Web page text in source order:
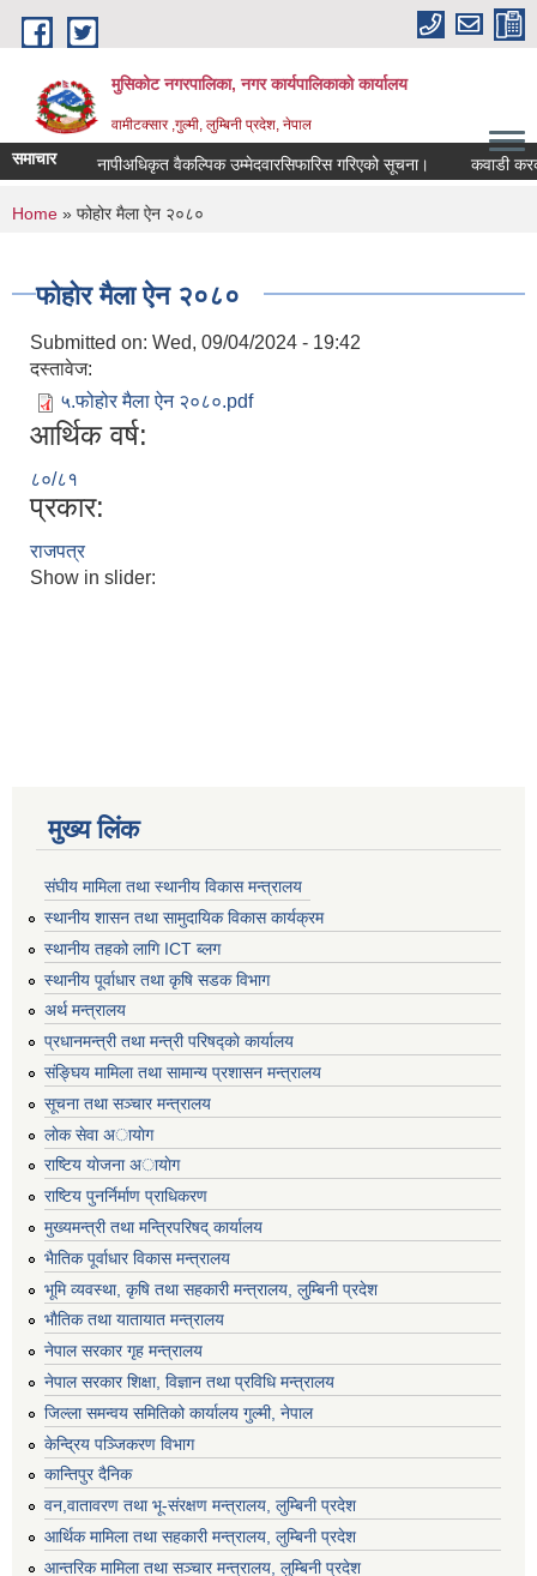
Skip to main content
मुसिकोट नगरपालिका, नगर कार्यपालिकाकाे कार्यालय
वामीटक्सार ,गुल्मी, लुम्बिनी प्रदेश, नेपाल
समाचार नापीअधिकृत वैकल्पिक उम्मेदवारसिफारिस गरिएको सूचना। कवाडी करको
You are here
Home » फोहोर मैला ऐन २०८०
फोहोर मैला ऐन २०८०
Submitted on: Wed, 09/04/2024 - 19:42
दस्तावेज:
५.फोहोर मैला ऐन २०८०.pdf
आर्थिक वर्ष:
८०/८१
प्रकार:
राजपत्र
Show in slider:
मुख्य लिंक
संघीय मामिला तथा स्थानीय विकास मन्त्रालय
स्थानीय शासन तथा सामुदायिक विकास कार्यक्रम
स्थानीय तहको लागि ICT ब्लग
स्थानीय पूर्वाधार तथा कृषि सडक विभाग
अर्थ मन्त्रालय
प्रधानमन्त्री तथा मन्त्री परिषद्काे कार्यालय
संङ्घिय मामिला तथा सामान्य प्रशासन मन्त्रालय
सूचना तथा सञ्चार मन्त्रालय
लाेक सेवा अायाेग
राष्टिय याेजना अायाेग
राष्टिय पुनर्निर्माण प्राधिकरण
मुख्यमन्त्री तथा मन्त्रिपरिषद् कार्यालय
भैातिक पूर्वाधार विकास मन्त्रालय
भूमि व्यवस्था, कृषि तथा सहकारी मन्त्रालय, लु्म्बिनी प्रदेश
भाैतिक तथा यातायात मन्त्रालय
नेपाल सरकार गृह मन्त्रालय
नेपाल सरकार शिक्षा, विज्ञान तथा प्रविधि मन्त्रालय
जिल्ला समन्वय समितिको कार्यालय गुल्मी, नेपाल
केन्द्रिय पञ्जिकरण विभाग
कान्तिपुर दैनिक
वन,वातावरण तथा भू-संरक्षण मन्त्रालय, लुम्बिनी प्रदेश
आर्थिक मामिला तथा सहकारी मन्त्रालय, लुम्बिनी प्रदेश
आन्तरिक मामिला तथा सञ्चार मन्त्रालय, लुम्बिनी प्रदेश